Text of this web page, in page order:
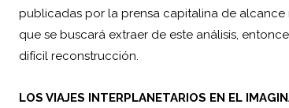
publicadas por la prensa capitalina de alcance
que se buscará extraer de este análisis,
difícil reconstrucción.
LOS VIAJES INTERPLANETARIOS EN EL